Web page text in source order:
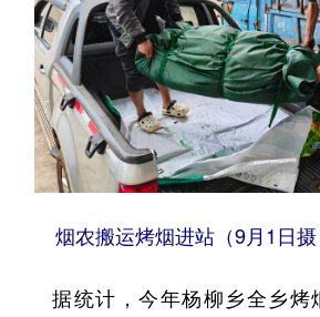
烟农搬运烤烟进站（9月1日
据统计，今年杨柳乡全乡烤